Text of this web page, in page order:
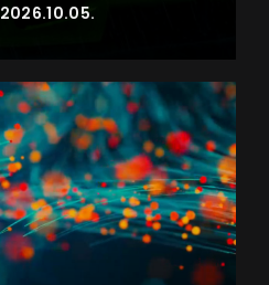
2026.10.05.